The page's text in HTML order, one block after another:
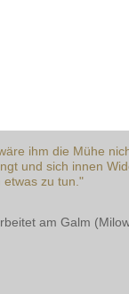
ihm die Mühe
und sich innen
etwas zu tun."
am Galm